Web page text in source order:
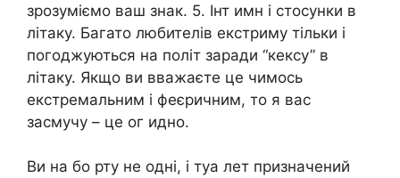
зрозуміємо ваш знак. 5. Інт имн і стосунки в
літаку. Багато любителів екстриму тільки і
погоджуються на політ заради “кексу” в
літаку. Якщо ви вважаєте це чимось
екстремальним і феєричним, то я вас
засмучу – це ог идно.
Ви на бо рту не одні, і туа лет призначений